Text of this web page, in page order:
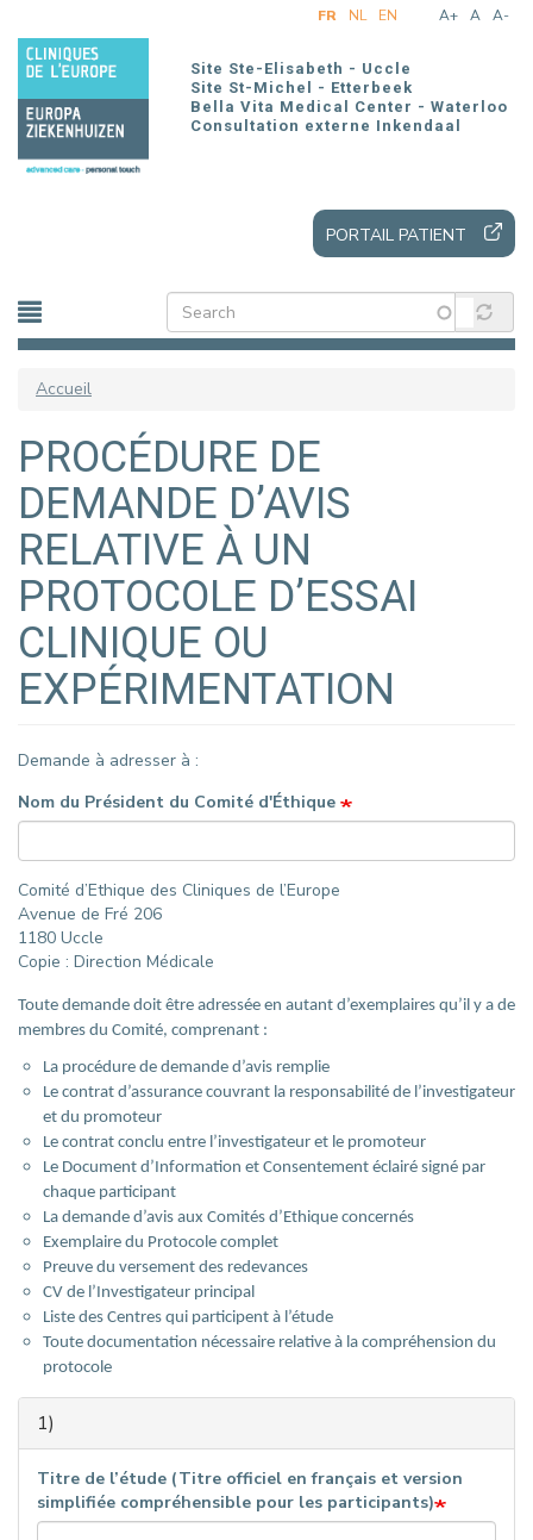
au
contenu
A+ A A-
FR NL EN
Site Ste-Elisabeth - Uccle
Site St-Michel - Etterbeek
Bella Vita Medical Center - Waterloo
Consultation externe Inkendaal
PORTAIL PATIENT
Accueil
PROCÉDURE DE
DEMANDE D’AVIS
RELATIVE À UN
PROTOCOLE D’ESSAI
CLINIQUE OU
EXPÉRIMENTATION
Demande à adresser à :
Nom du Président du Comité d'Éthique
Comité d’Ethique des Cliniques de l’Europe
Avenue de Fré 206
1180 Uccle
Copie : Direction Médicale
Toute demande doit être adressée en autant d’exemplaires qu’il y a de
membres du Comité, comprenant :
La procédure de demande d’avis remplie
Le contrat d’assurance couvrant la responsabilité de l’investigateur
et du promoteur
Le contrat conclu entre l’investigateur et le promoteur
Le Document d’Information et Consentement éclairé signé par
chaque participant
La demande d’avis aux Comités d’Ethique concernés
Exemplaire du Protocole complet
Preuve du versement des redevances
CV de l’Investigateur principal
Liste des Centres qui participent à l’étude
Toute documentation nécessaire relative à la compréhension du
protocole
1)
Titre de l’étude (Titre officiel en français et version
simplifiée compréhensible pour les participants)